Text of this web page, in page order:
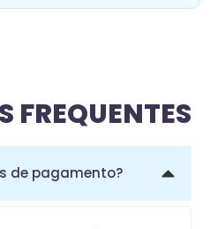
FREQUENTES
de pagamento?